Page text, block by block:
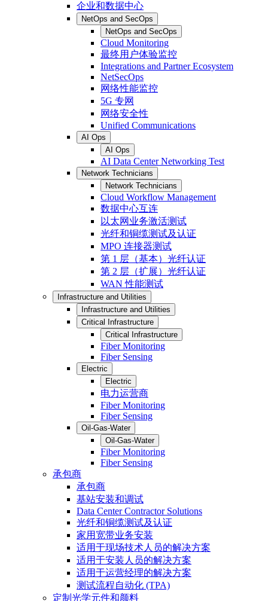
企业和数据中心
NetOps and SecOps
NetOps and SecOps
Cloud Monitoring
最终用户体验监控
Integrations and Partner Ecosystem
NetSecOps
网络性能监控
5G 专网
网络安全性
Unified Communications
AI Ops
AI Ops
AI Data Center Networking Test
Network Technicians
Network Technicians
Cloud Workflow Management
数据中心互连
以太网业务激活测试
光纤和铜缆测试及认证
MPO 连接器测试
第 1 层（基本）光纤认证
第 2 层（扩展）光纤认证
WAN 性能测试
Infrastructure and Utilities
Infrastructure and Utilities
Critical Infrastructure
Critical Infrastructure
Fiber Monitoring
Fiber Sensing
Electric
Electric
电力运营商
Fiber Monitoring
Fiber Sensing
Oil-Gas-Water
Oil-Gas-Water
Fiber Monitoring
Fiber Sensing
承包商
承包商
基站安装和调试
Data Center Contractor Solutions
光纤和铜缆测试及认证
家用宽带业务安装
适用于现场技术人员的解决方案
适用于安装人员的解决方案
适用于运营经理的解决方案
测试流程自动化 (TPA)
定制光学元件和颜料